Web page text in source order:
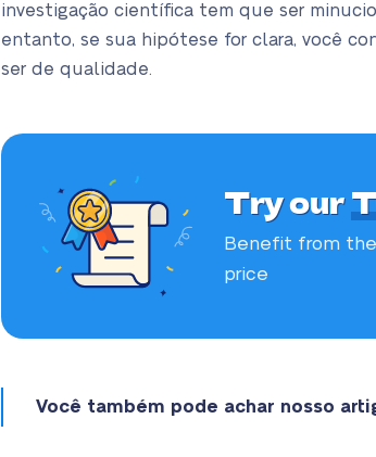
investigação científica tem que ser
entanto, se sua hipótese for clara, você
ser de qualidade.
Try our
Benefit from
price
Você também pode achar nosso